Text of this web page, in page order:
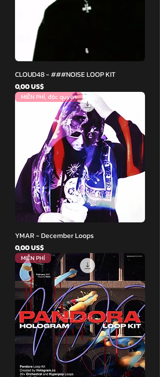
CLOUD48 - ###NOISE LOOP KIT
Giá
0,00 US$
MIỄN PHÍ, độc quyền
YMAR - December Loops
Giá
0,00 US$
MIỄN PHÍ